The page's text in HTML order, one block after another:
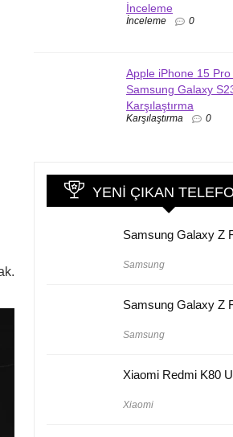
İnceleme
İnceleme 0
Apple iPhone 15 Pro
Samsung Galaxy
Karşılaştırma
Karşılaştırma 0
YENI ÇIKAN
Samsung Galaxy Z
Samsung
Samsung Galaxy Z
Samsung
Xiaomi Redmi K80
Xiaomi